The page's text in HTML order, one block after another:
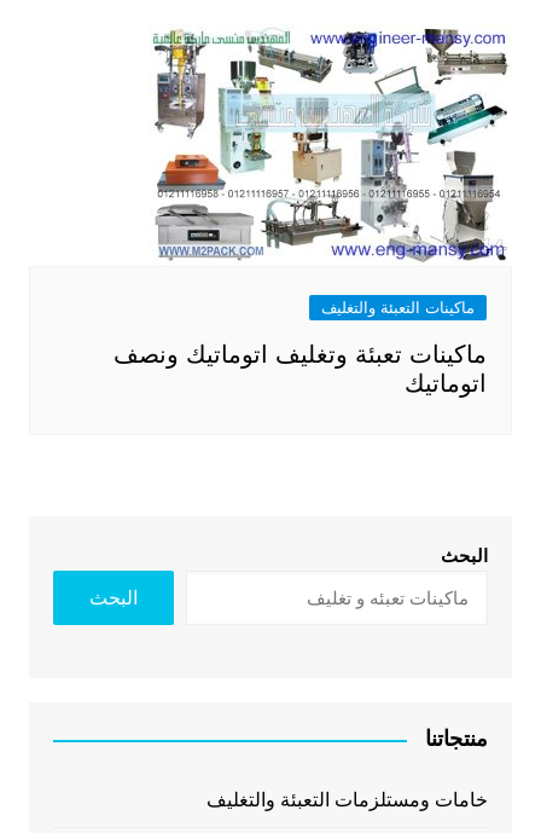
ماكينات التعبئة والتغليف
ماكينات تعبئة وتغليف اتوماتيك ونصف
اتوماتيك
البحث
البحث
منتجاتنا
خامات ومستلزمات التعبئة والتغليف